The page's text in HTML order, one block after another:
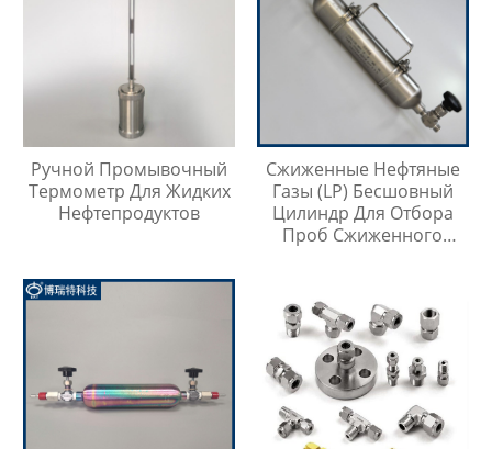
Ручной Промывочный
Термометр Для Жидких
Нефтепродуктов
Сжиженные Нефтяные
Газы (LP) Бесшовный
Цилиндр Для Отбора
Проб Сжиженного